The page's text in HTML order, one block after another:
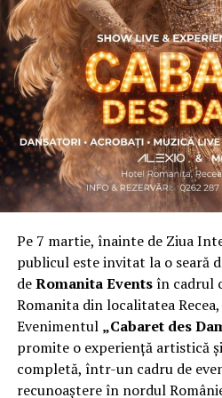
Asociația a fost fondată în
personal dificil, ca răspuns la
contribuție și sens. A crescut
una dintre cele mai mari
antreprenor din România, cu
multe orașe, inclusiv la Cluj-
„Dacă nu eu, atunci cine?”
Mihalca, fondatoarea
întrebare s-a născut campania.
Cine a ales să fie vizibilă la
Femeile prezente la
provin din domenii complet
Andreea Faur, specialist SEO,
înseamnă să te asociezi cu
reprezinți și să educi publicul
Pe 7 martie, înainte de Ziua
publicul este invitat la o seară
deRomanita Eventsîn cadrul
Romanita din localitatea
Evenimentul „Cabaret des
promite o experiență artistică
completă, într-un cadru de
recunoaștere în nordul